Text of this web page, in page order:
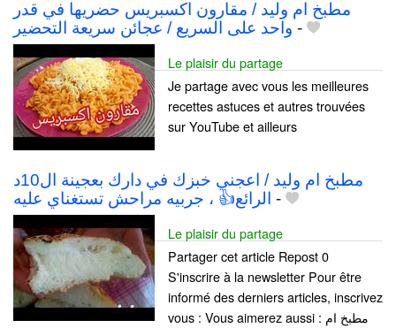
مطبخ ام وليد / مقارون اكسبريس حضريها في قدر
واحد على السريع / عجائن سريعة التحضير -
Le plaisir du partage
Je partage avec vous les meilleures
recettes astuces et autres trouvées
sur YouTube et ailleurs
مطبخ ام وليد / اعجني خبزك في دارك بعجينة ال10د
الرائع👍 ، جربيه مراحش تستغناي عليه -
Le plaisir du partage
Partager cet article Repost 0
S'inscrire à la newsletter Pour être
informé des derniers articles, inscrivez
vous : Vous aimerez aussi : مطبخ ام